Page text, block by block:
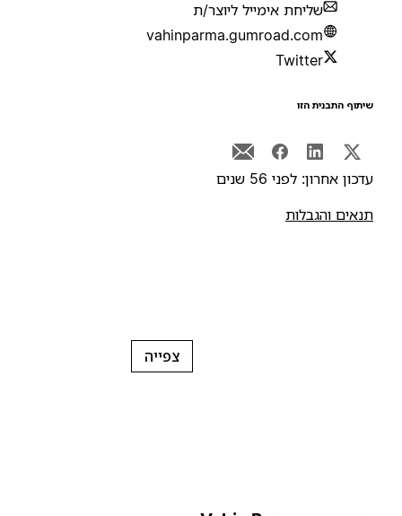
שליחת אימייל ליוצר/ת
vahinparma.gumroad.com
Twitter
התבנית הזו
אחרון: לפני 56 שנים
והגבלות
צפייה